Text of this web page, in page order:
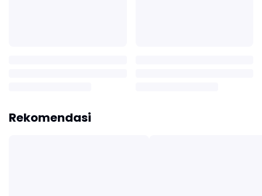
Rekomendasi